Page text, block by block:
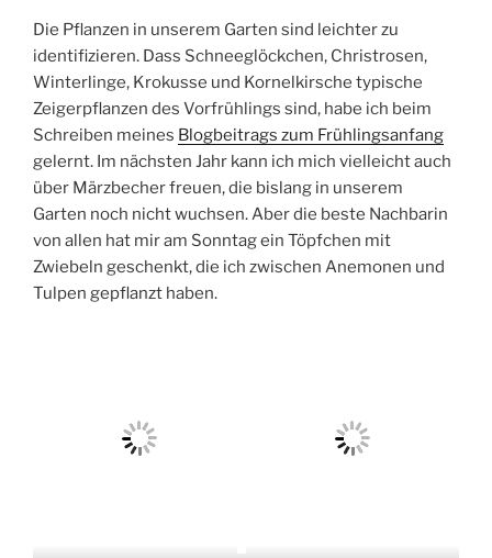
Die Pflanzen in unserem Garten sind leichter zu
identifizieren. Dass Schneeglöckchen, Christrosen,
Winterlinge, Krokusse und Kornelkirsche typische
Zeigerpflanzen des Vorfrühlings sind, habe ich beim
Schreiben meines Blogbeitrags zum Frühlingsanfang
gelernt. Im nächsten Jahr kann ich mich vielleicht auch
über Märzbecher freuen, die bislang in unserem
Garten noch nicht wuchsen. Aber die beste Nachbarin
von allen hat mir am Sonntag ein Töpfchen mit
Zwiebeln geschenkt, die ich zwischen Anemonen und
Tulpen gepflanzt haben.